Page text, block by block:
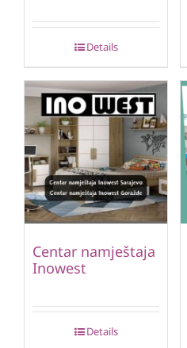
Details
Centar namještaja
Inowest
Details